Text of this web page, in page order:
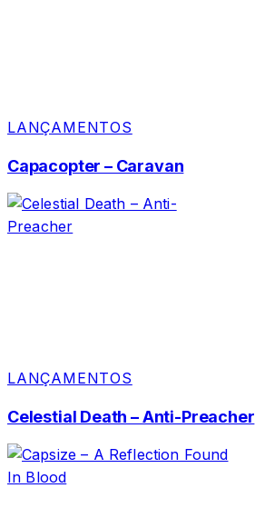
LANÇAMENTOS
Capacopter – Caravan
LANÇAMENTOS
Celestial Death – Anti-Preacher